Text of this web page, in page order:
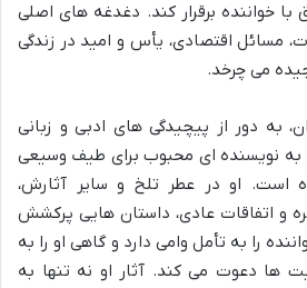
با خواننده برقرار کند. دغدغه های اصلی
مسائل اقتصادی، یأس و امید در زندگی
می چرخد.
به دور از پیچیدگی های ادبی و زبانی
به نویسنده ای محبوب برای طیف وسیعی
است. او در عطر تلخ و سایر آثارش،
و اتفاقات عادی، داستان هایی پرکشش
را به تأمل وامی دارد و گاهی او را به
ها دعوت می کند. آثار او نه تنها به